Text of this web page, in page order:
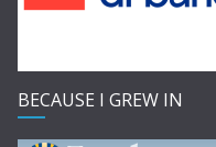
BECAUSE I GREW IN